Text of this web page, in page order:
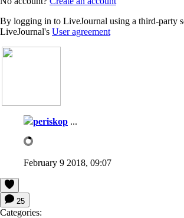
By logging in to LiveJournal using a third-party
LiveJournal's User agreement
periskop ...
February 9 2018, 09:07
25
Categories: